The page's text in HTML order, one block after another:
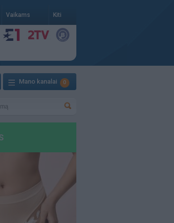
Vaikams Kiti
Mano kanalai 0